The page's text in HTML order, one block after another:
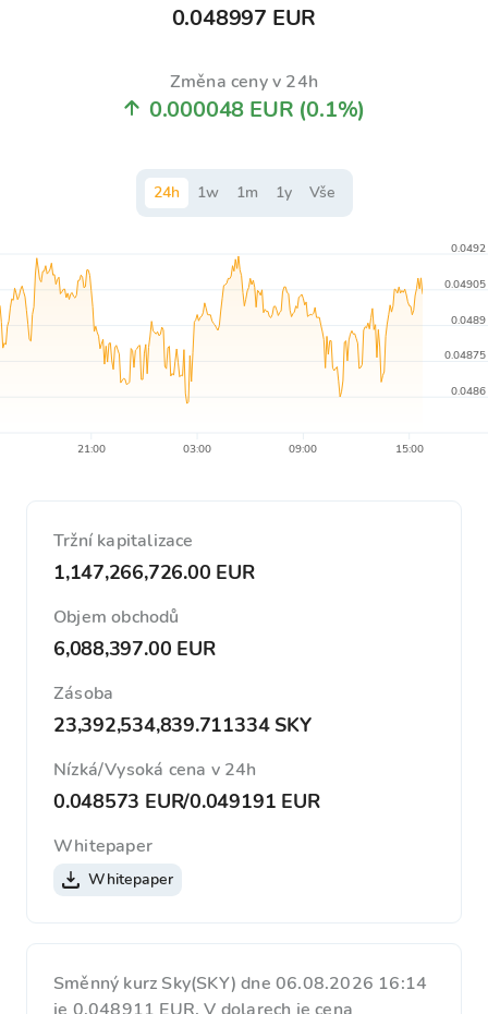
0.048997 EUR
Změna ceny v 24h
0.000048 EUR (0.1%)
24h 1w 1m 1y Vše
21:00 03:00 09:00 15:00
0.0486
0.04875
0.0489
0.04905
0.0492
Tržní kapitalizace
1,147,266,726.00 EUR
Objem obchodů
6,088,397.00 EUR
Zásoba
23,392,534,839.711334 SKY
Nízká/Vysoká cena v 24h
0.048573 EUR/0.049191 EUR
Whitepaper
Whitepaper
Směnný kurz Sky(SKY) dne 06.08.2026 16:14